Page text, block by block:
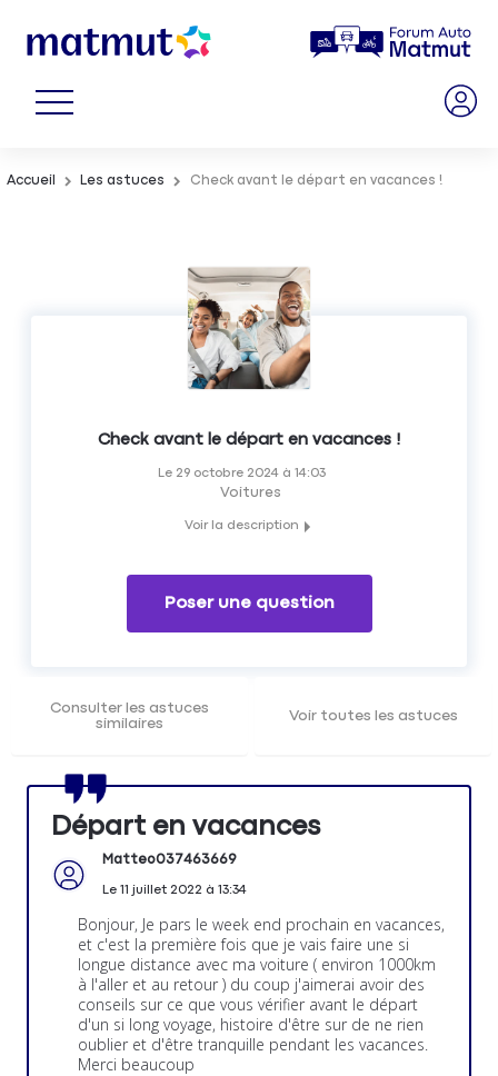
Accueil Les astuces Check avant le départ en vacances !
Check avant le départ en vacances !
Le 29 octobre 2024 à 14:03
Voitures
Voir la description
Poser une question
Consulter les astuces
similaires
Voir toutes les astuces
Départ en vacances
Matteo037463669
Le 11 juillet 2022à 13:34
Bonjour, Je pars le week end prochain en vacances,
et c'est la première fois que je vais faire une si
longue distance avec ma voiture ( environ 1000km
à l'aller et au retour ) du coup j'aimerai avoir des
conseils sur ce que vous vérifier avant le départ
d'un si long voyage, histoire d'être sur de ne rien
oublier et d'être tranquille pendant les vacances.
Merci beaucoup